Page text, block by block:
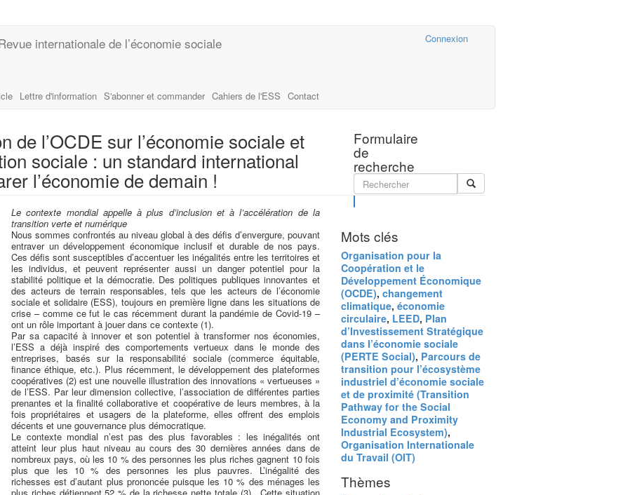
Connexion
internationale de l’économie sociale
Lettre d'information S'abonner et commander Cahiers de l'ESS Contact
Formulaire
de
recherche
de l’OCDE sur l’économie sociale et
sociale : un standard international
l’économie de demain !
Le contexte mondial appelle à plus d’inclusion et à l’accélération de la
transition verte et numérique
Nous sommes confrontés au niveau global à des défis d’envergure, pouvant
entraver un développement économique inclusif et durable de nos pays.
Ces défis sont susceptibles d’accentuer les inégalités entre les territoires et
les individus, et peuvent représenter aussi un danger potentiel pour la
stabilité politique et la démocratie. Des politiques publiques innovantes et
des acteurs de terrain responsables, tels que les acteurs de l’économie
sociale et solidaire (ESS), toujours en première ligne dans les situations de
crise – comme ce fut le cas récemment durant la pandémie de Covid-19 –
ont un rôle important à jouer dans ce contexte (1).
Par sa capacité à innover et son potentiel à transformer nos économies,
l’ESS a déjà inspiré des comportements vertueux dans le monde des
entreprises, basés sur la responsabilité sociale (commerce équitable,
finance éthique, etc.). Plus récemment, le développement des plateformes
coopératives (2) est une nouvelle illustration des innovations « vertueuses »
de l’ESS. Par leur dimension collective, l’association de différentes parties
prenantes et la finalité collaborative et coopérative de leurs membres, à la
fois propriétaires et usagers de la plateforme, elles offrent des emplois
décents et une gouvernance plus démocratique.
Le contexte mondial n’est pas des plus favorables : les inégalités ont
atteint leur plus haut niveau au cours des 30 dernières années dans de
nombreux pays, où les 10 % des personnes les plus riches gagnent 10 fois
plus que les 10 % des personnes les plus pauvres. L’inégalité des
richesses est d’autant plus prononcée puisque les 10 % des ménages les
Mots clés
Organisation pour la
Coopération et le
Développement Économique
(OCDE), changement
climatique, économie
circulaire, LEED, Plan
d’Investissement Stratégique
dans l’économie sociale
(PERTE Social), Parcours de
transition pour l’écosystème
industriel d’économie sociale
et de proximité (Transition
Pathway for the Social
Economy and Proximity
Industrial Ecosystem),
Organisation Internationale
du Travail (OIT)
Thèmes